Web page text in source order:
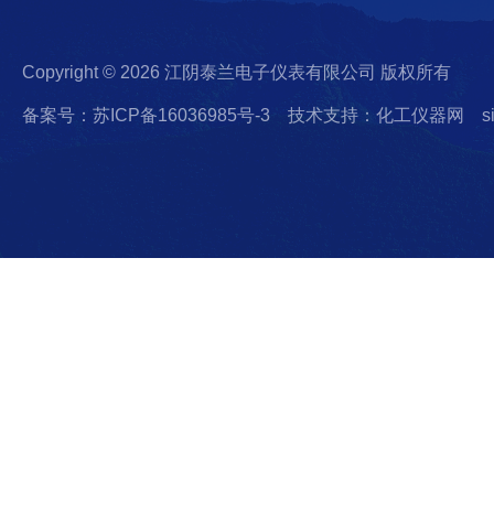
Copyright © 2026 江阴泰兰电子仪表有限公司 版权所有
备案号：苏ICP备16036985号-3 技术支持：化工仪器网